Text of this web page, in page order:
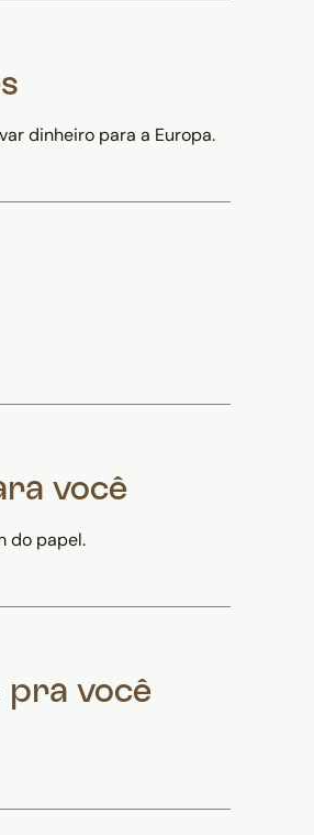
dinheiro para a Europa.
você
do papel.
pra você